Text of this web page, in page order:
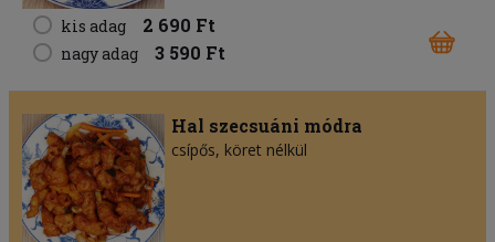
kis adag 2 690 Ft
nagy adag 3 590 Ft
Hal szecsuáni módra
csípős, köret nélkül